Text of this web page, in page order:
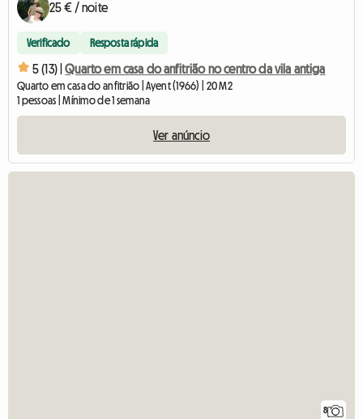
25 € / noite
Verificado Resposta rápida
5 (13) | Quarto em casa do anfitrião no centro da vila antiga
Quarto em casa do anfitrião | Ayent (1966) | 20 M2
1 pessoas | Mínimo de 1 semana
Ver anúncio
8